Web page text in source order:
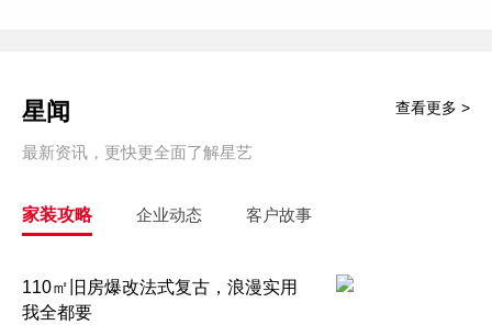
星闻
最新资讯，更快更全面了解星艺
查看更多 >
家装攻略 企业动态 客户故事
110㎡旧房爆改法式复古，浪漫实用
我全都要